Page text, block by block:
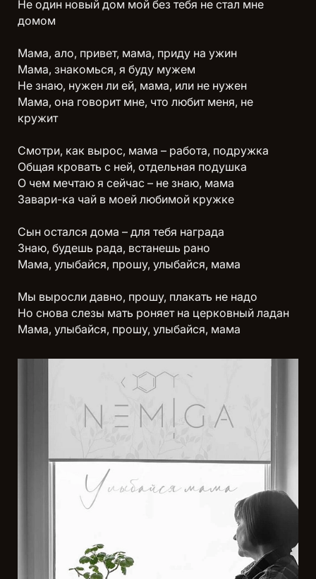
Не один новый дом мой без тебя не стал мне
домом
Мама, ало, привет, мама, приду на ужин
Мама, знакомься, я буду мужем
Не знаю, нужен ли ей, мама, или не нужен
Мама, она говорит мне, что любит меня, не
кружит
Смотри, как вырос, мама – работа, подружка
Общая кровать с ней, отдельная подушка
О чем мечтаю я сейчас – не знаю, мама
Завари-ка чай в моей любимой кружке
Сын остался дома – для тебя награда
Знаю, будешь рада, встанешь рано
Мама, улыбайся, прошу, улыбайся, мама
Мы выросли давно, прошу, плакать не надо
Но снова слезы мать роняет на церковный ладан
Мама, улыбайся, прошу, улыбайся, мама